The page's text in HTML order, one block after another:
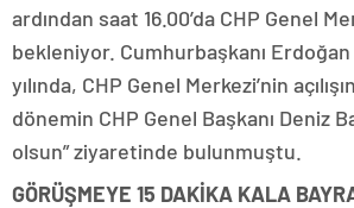
ardından saat 16.00’da CHP Genel
bekleniyor. Cumhurbaşkanı
yılında, CHP Genel Merkezi’nin
dönemin CHP Genel Başkanı Deniz
olsun” ziyaretinde bulunmuştu.
GÖRÜŞMEYE 15 DAKİKA KALA